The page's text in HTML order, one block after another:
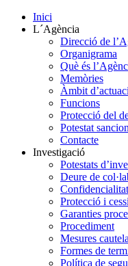
Inici
L´Agència
Direcció de
Organigrama
Què és
Memòries
Àmbit
Funcions
Protecció del
Potestat
Contacte
Investigació
Potestats
Deure de
Confidencialitat
Protecció i
Garanties
Procediment
Mesures
Formes de
Política de